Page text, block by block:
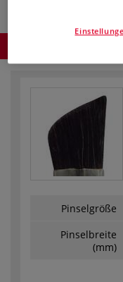
Pinselgröße
Pinselbreite
(mm)